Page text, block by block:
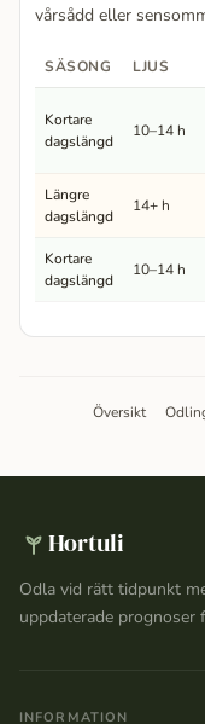
vårsådd eller
SÄSONG LJUS
Kortare
dagslängd
10–14 h
Längre
dagslängd
14+ h
Kortare
dagslängd
10–14 h
Översikt
Hortuli
Odla vid rätt tidpunkt
uppdaterade prognoser
INFORMATION